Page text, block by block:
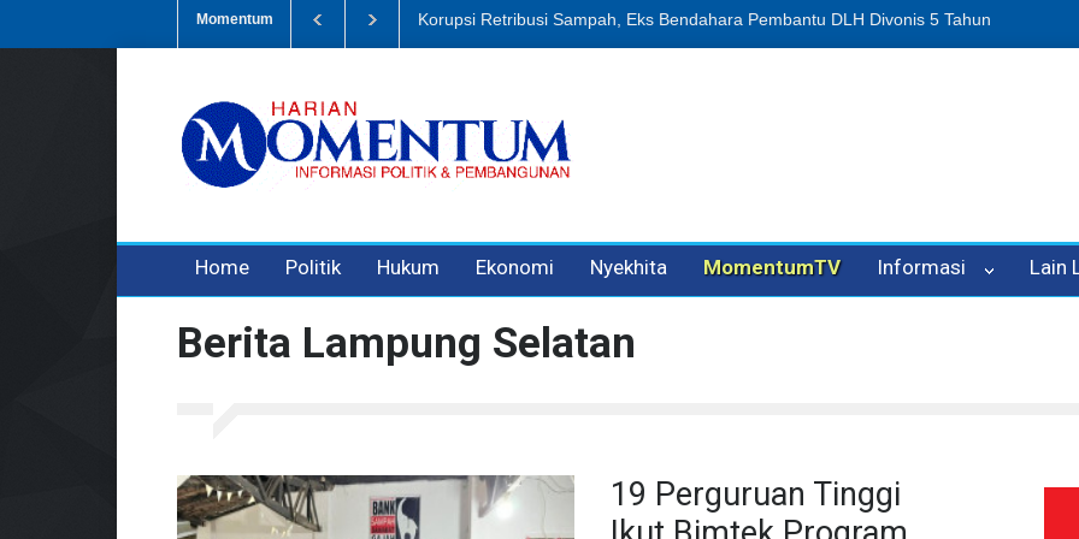
Momentum Dugaan Penipuan Oleh Oknum Kadis, Kuasa Hukum Pelapor Desak Polisi Tetapkan P-
Home Politik Hukum Ekonomi Nyekhita MomentumTV Informasi Lain
Berita Lampung Selatan
19 Perguruan Tinggi